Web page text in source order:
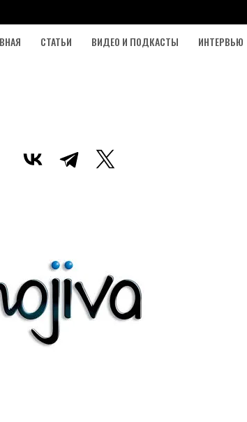
СТАТЬИ ВИДЕО И ПОДКАСТЫ ИНТЕРВЬЮ